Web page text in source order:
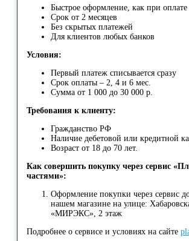
Быстрое оформление, как при оплате
Срок от 2 месяцев
Без скрытых платежей
Для клиентов любых банков
Условия:
Первый платеж списывается сразу
Срок оплаты – 2, 4 и 6 мес.
Сумма от 1 000 до 30 000 р.
Требования к клиенту:
Гражданство РФ
Наличие дебетовой или кредитной
Возраст от 18 до 70 лет.
Как совершить покупку через сервис
частями»:
Оформление покупки через сервис
нашем магазине на улице:
«МИРЭКС», 2 этаж
Подробнее о сервисе и условиях на сайте